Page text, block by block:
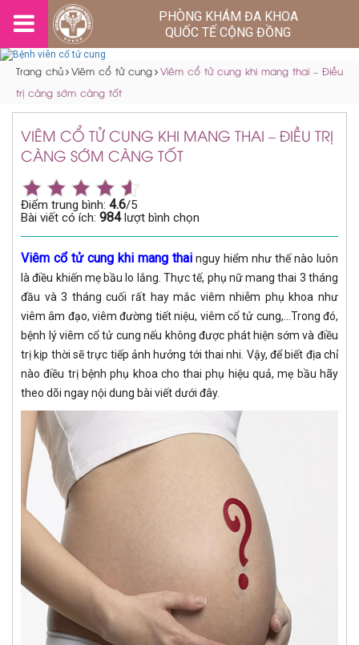
PHÒNG KHÁM ĐA KHOA
QUỐC TẾ CỘNG ĐỒNG
Trang chủ Viêm cổ tử cung Viêm cổ tử cung khi mang thai – Điều
trị càng sớm càng tốt
VIÊM CỔ TỬ CUNG KHI MANG THAI – ĐIỀU TRỊ
CÀNG SỚM CÀNG TỐT
Điểm trung bình: 4.6/5
Bài viết có ích: 984lượt bình chọn
Viêm cổ tử cung khi mang thai nguy hiểm như thế nào luôn
là điều khiến mẹ bầu lo lắng. Thực tế, phụ nữ mang thai 3 tháng
đầu và 3 tháng cuối rất hay mắc viêm nhiễm phụ khoa như
viêm âm đạo, viêm đường tiết niệu, viêm cổ tử cung,…Trong đó,
bệnh lý viêm cổ tử cung nếu không được phát hiện sớm và điều
trị kịp thời sẽ trực tiếp ảnh hưởng tới thai nhi. Vậy, để biết địa chỉ
nào điều trị bệnh phụ khoa cho thai phụ hiệu quả, mẹ bầu hãy
theo dõi ngay nội dung bài viết dưới đây.